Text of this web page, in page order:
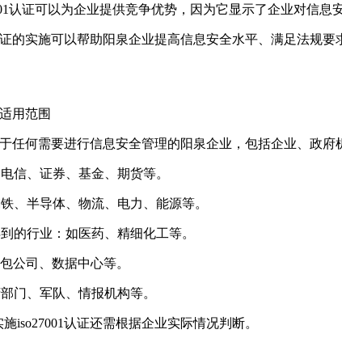
认证可以为企业提供竞争优势，因为它显示了企业对信息
的实施可以帮助阳泉企业提高信息安全水平、满足法规
用范围
任何需要进行信息安全管理的阳泉企业，包括企业、政
信、证券、基金、期货等。
、半导体、物流、电力、能源等。
的行业：如医药、精细化工等。
公司、数据中心等。
门、军队、情报机构等。
iso27001认证还需根据企业实际情况判断。